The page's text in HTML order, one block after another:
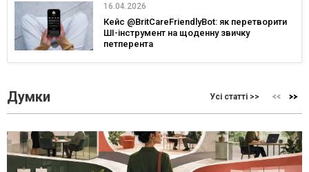
16.04.2026
Кейс @BritCareFriendlyBot: як перетворити
ШІ-інструмент на щоденну звичку
петперента
Думки Усі статті >>